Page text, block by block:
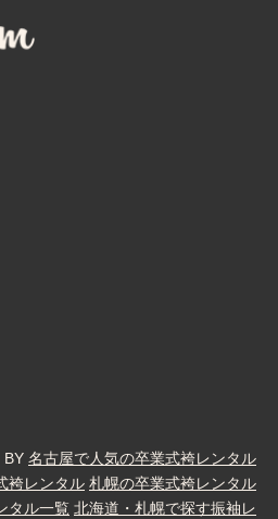
名古屋で人気の卒業式袴レンタル
袴レンタル 札幌の卒業式袴レンタル
タル一覧 北海道・札幌で探す振袖レ